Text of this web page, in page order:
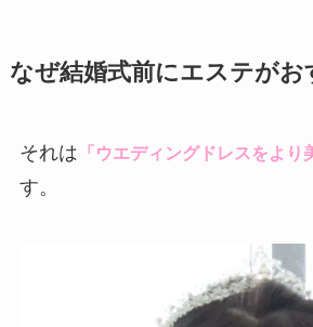
なぜ結婚式前にエステがお
それは 「ウエディングドレスをより
す。